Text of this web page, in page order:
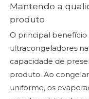
Mantendo a
produto
O principal
ultracongeladores
capacidade de
produto. Ao
uniforme, os